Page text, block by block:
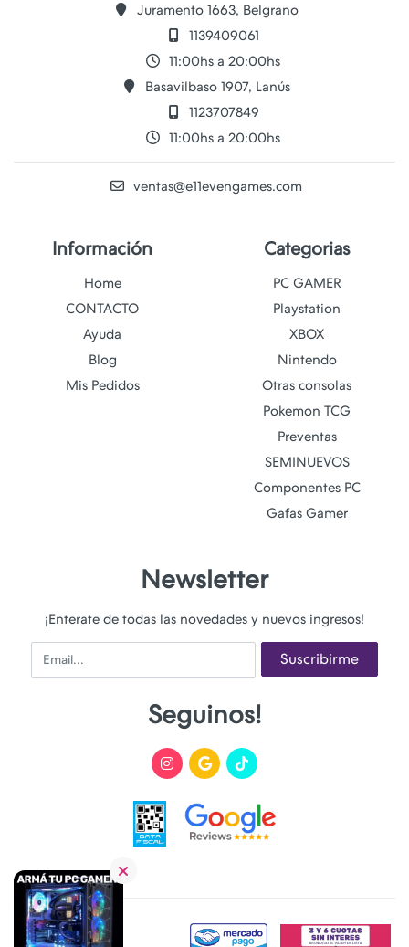
Juramento 1663, Belgrano
1139409061
11:00hs a 20:00hs
Basavilbaso 1907, Lanús
1123707849
11:00hs a 20:00hs
ventas@e11evengames.com
Información
Home
CONTACTO
Ayuda
Blog
Mis Pedidos
Categorias
PC GAMER
Playstation
XBOX
Nintendo
Otras consolas
Pokemon TCG
Preventas
SEMINUEVOS
Componentes PC
Gafas Gamer
Newsletter
¡Enterate de todas las novedades y nuevos ingresos!
Email Suscribirme
Seguinos!